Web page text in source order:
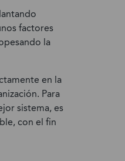
factores
la
en la
Para
sistema, es
con el fin